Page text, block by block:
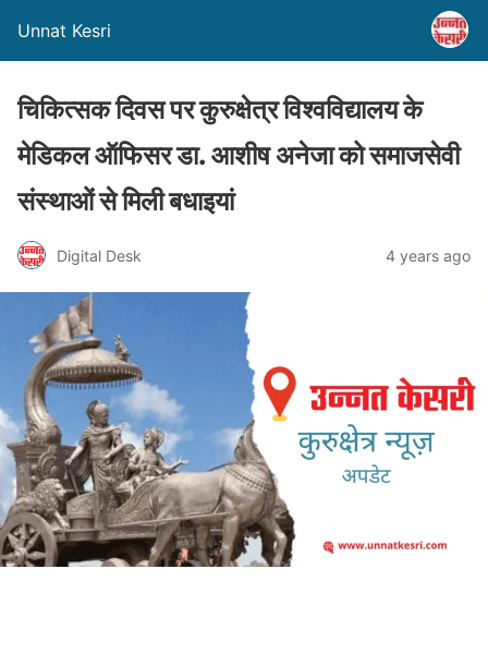
Unnat Kesri
चिकित्सक दिवस पर कुरुक्षेत्र विश्वविद्यालय के
मेडिकल ऑफिसर डा. आशीष अनेजा को समाजसेवी
संस्थाओं से मिली बधाइयां
Digital Desk 4 years ago